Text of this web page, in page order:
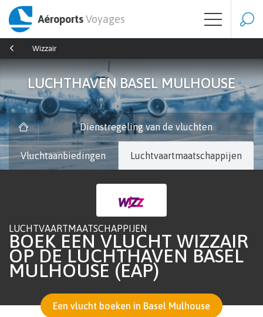
AéroportsVoyages
Wizzair
LUCHTHAVEN BASEL MULHOUSE
Dienstregeling van de vluchten
Vluchtaanbiedingen Luchtvaartmaatschappijen
LUCHTVAARTMAATSCHAPPIJEN
BOEK EEN VLUCHT WIZZAIR
OP DE LUCHTHAVEN BASEL
MULHOUSE (EAP)
Een vlucht boeken in Basel Mulhouse